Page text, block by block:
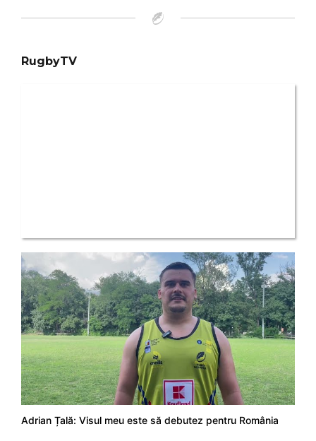
RugbyTV
Adrian Țală: Visul meu este să debutez pentru România